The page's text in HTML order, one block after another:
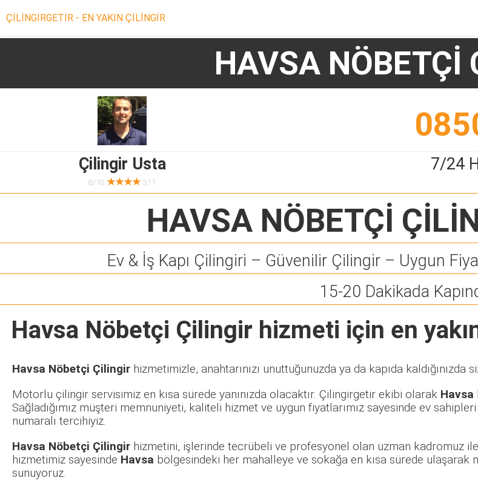
ÇİLİNGİRGETİR - EN YAKIN ÇİLİNGİR
HAVSA NÖBETÇİ
Çilingir Usta
8/10 ★★★★311
7/24
HAVSA NÖBETÇİ
Ev & İş Kapı Çilingiri – Güvenilir Çilingir – Uygun
15-20 Dakikada
Havsa Nöbetçi Çilingir hizmeti için en
Havsa Nöbetçi Çilingir hizmetimizle, anahtarınızı unuttuğunuzda ya da kapıda
Motorlu çilingir servisimiz en kısa sürede yanınızda olacaktır. Çilingirgetir ekibi olarak Havsa
Sağladığımız müşteri memnuniyeti, kaliteli hizmet ve uygun fiyatlarımız sayesinde ev
numaralı tercihiyiz.
Havsa Nöbetçi Çilingir hizmetini, işlerinde tecrübeli ve profesyonel olan uzman kadromuz
hizmetimiz sayesinde Havsa bölgesindeki her mahalleye ve sokağa en kısa sürede
sunuyoruz.